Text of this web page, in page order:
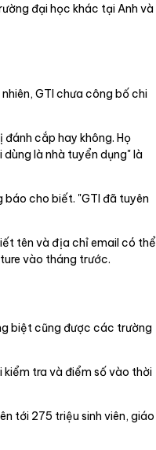
đại học khác tại Anh và
GTI chưa công bố chi
cắp hay không. Họ
là nhà tuyển dụng" là
cho biết. "GTI đã tuyên
tên và địa chỉ email có thể
vào tháng trước.
biệt cũng được các trường
kiểm tra và điểm số vào thời
tới 275 triệu sinh viên, giáo